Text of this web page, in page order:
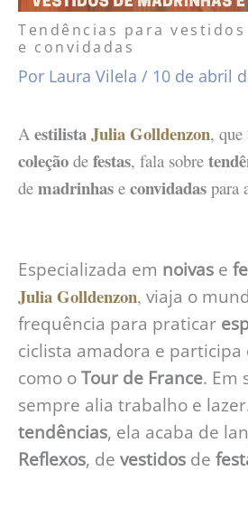
Tendências para
e convidadas
Por Laura Vilela / 10 de abril
A estilistaJulia Golldenzon, que
coleção de festas, fala sobre
de madrinhas e convidadas para
Especializada em noivas e
Julia Golldenzon, viaja o
frequência para praticar
ciclista amadora e participa
como o Tour de France. Em
sempre alia trabalho e
tendências, ela acaba de
Reflexos, de vestidos de